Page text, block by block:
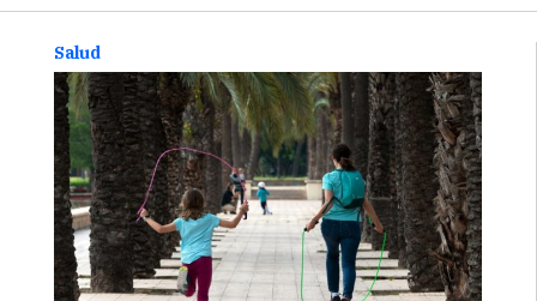
ilegal. Como parte del objetivo del Estado de
Salud